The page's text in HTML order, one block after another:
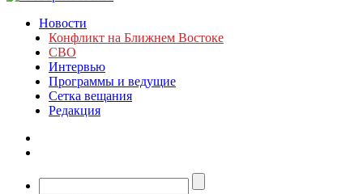
Новости
Конфликт на Ближнем Востоке
СВО
Интервью
Программы и ведущие
Сетка вещания
Редакция